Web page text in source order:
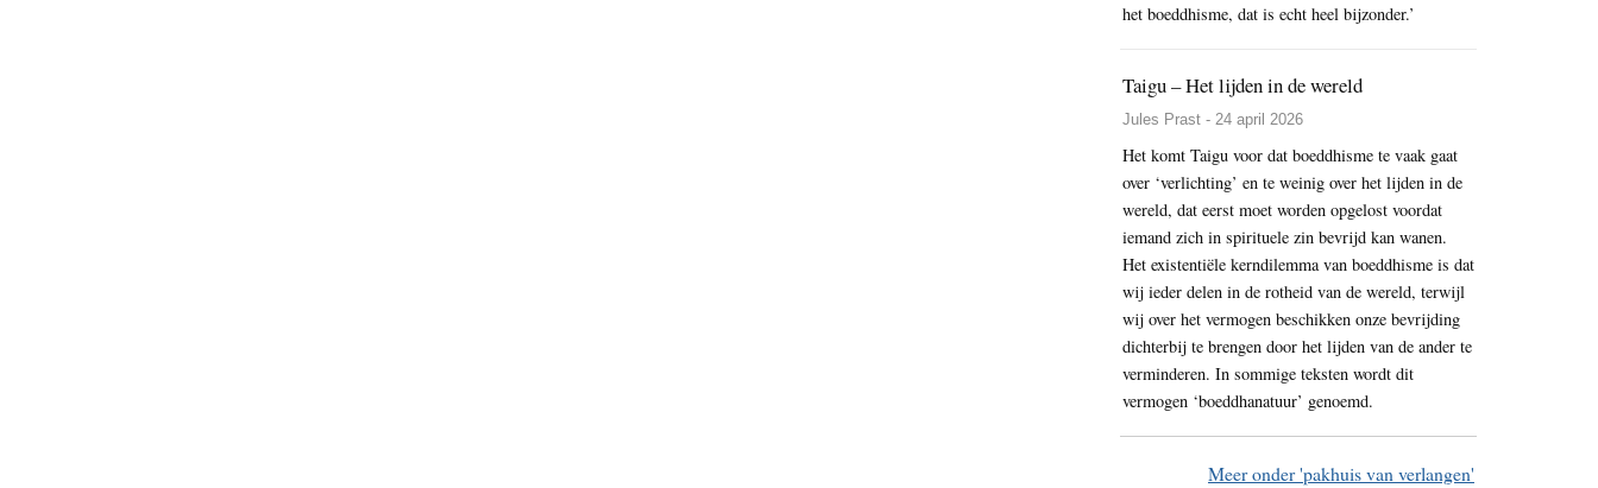
het boeddhisme, dat is echt heel bijzonder.’
Taigu – Het lijden in de wereld
Jules Prast - 24 april 2026
Het komt Taigu voor dat boeddhisme te vaak gaat
over ‘verlichting’ en te weinig over het lijden in de
wereld, dat eerst moet worden opgelost voordat
iemand zich in spirituele zin bevrijd kan wanen.
Het existentiële kerndilemma van boeddhisme is dat
wij ieder delen in de rotheid van de wereld, terwijl
wij over het vermogen beschikken onze bevrijding
dichterbij te brengen door het lijden van de ander te
verminderen. In sommige teksten wordt dit
vermogen ‘boeddhanatuur’ genoemd.
Meer onder 'pakhuis van verlangen'